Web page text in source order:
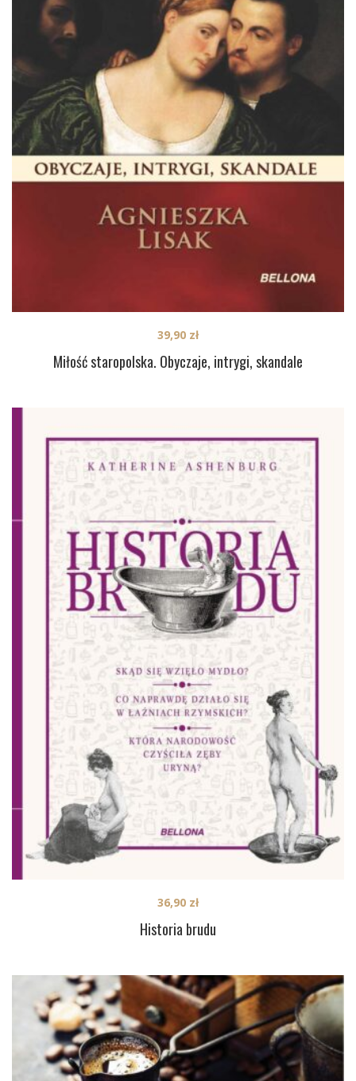
Miłość staropolska. Obyczaje, intrygi, skandale
39,90 zł
Historia brudu
36,90 zł